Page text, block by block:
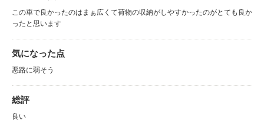
この車で良かったのはまぁ広くて荷物の収納がしやすかったのがとても良か
ったと思います
気になった点
悪路に弱そう
総評
良い